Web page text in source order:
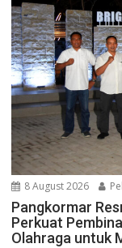
8 August 2026
Pangkormar
Perkuat
Olahraga untuk